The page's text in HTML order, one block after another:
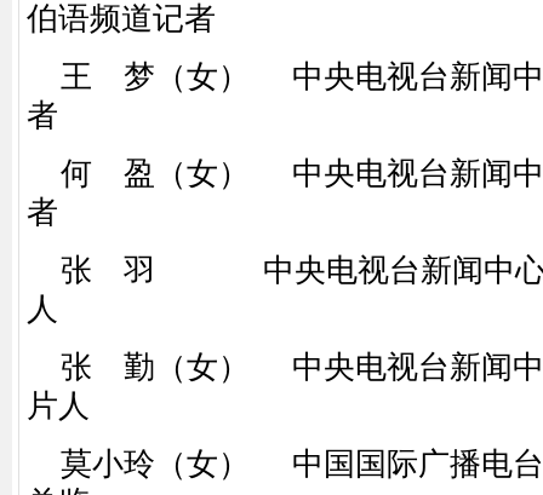
伯语频道记者
王 梦（女） 中央电视台新闻中
者
何 盈（女） 中央电视台新闻中
者
张 羽 中央电视台新闻中心
人
张 勤（女） 中央电视台新闻中
片人
莫小玲（女） 中国国际广播电台